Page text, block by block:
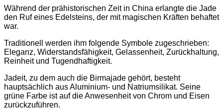
Während der prähistorischen Zeit in China erlangte die Jade
den Ruf eines Edelsteins, der mit magischen Kräften behaftet
war.
Traditionell werden ihm folgende Symbole zugeschrieben:
Eleganz, Widerstandsfähigkeit, Gelassenheit, Zurückhaltung,
Reinheit und Tugendhaftigkeit.
Jadeit, zu dem auch die Birmajade gehört, besteht
hauptsächlich aus Aluminium- und Natriumsilikat. Seine
grüne Farbe ist auf die Anwesenheit von Chrom und Eisen
zurückzuführen.